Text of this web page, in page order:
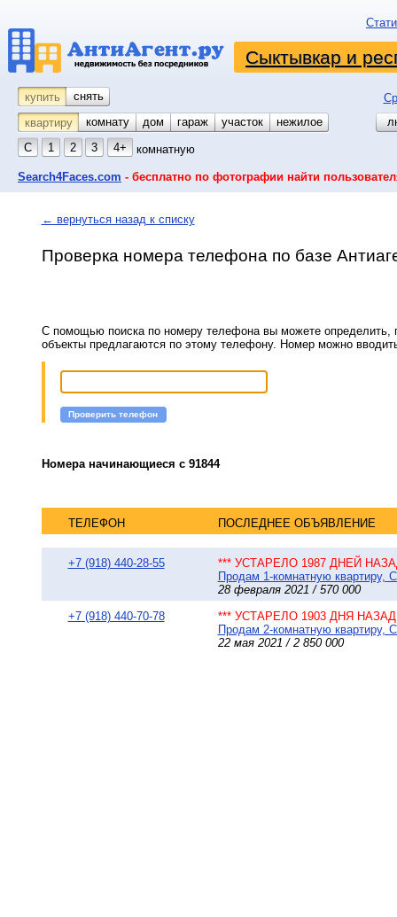
Сыктывкар и
купить снять
квартиру
комнату койко-место
дом гараж участок
нежилое
С
1 2 3 4+ комнатную
Search4Faces.com - бесплатно по фотографии найти
← вернуться назад к списку
Проверка номера телефона по базе
С помощью поиска по номеру телефона вы можете определить,
объекты предлагаются по этому телефону. Номер можно
Проверить телефон
Номера начинающиеся с 91844
ТЕЛЕФОН ПОСЛЕДНЕЕ ОБЪЯВЛЕНИЕ
+7 (918) 440-28-55
*** УСТАРЕЛО 1987 ДНЕЙ
Продам 1-комнатную квартиру,
28 февраля 2021 / 570 000
+7 (918) 440-70-78
*** УСТАРЕЛО 1903 ДНЯ НАЗАД
Продам 2-комнатную квартиру,
22 мая 2021 / 2 850 000